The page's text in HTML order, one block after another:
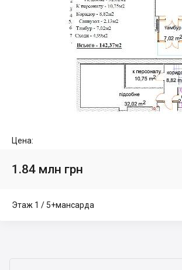
Цена:
1.84 млн грн
Этаж 1 / 5+мансарда